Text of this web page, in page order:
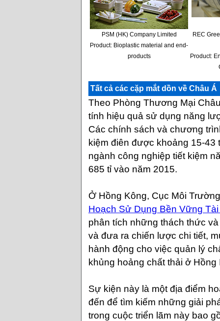
PSM (HK) Company Limited
Product: Bioplastic material and end-
products
REC
Product:
Tất cả các cặp mắt dồn về Châu Á
Theo Phòng Thương Mại
tính hiệu quả sử dụng năng
Các chính sách và chương
kiệm điên được khoảng 15-43
ngành công nghiệp tiết kiệm
685 tỉ vào năm 2015.
Ở Hồng Kông, Cục Môi
Hoạch Sử Dụng Bền Vững
phân tích những thách thức
và đưa ra chiến lược chi tiết,
hành động cho việc quản lý
khủng hoảng chất thải ở Hồng
Sự kiện này là một địa điểm
đến để tìm kiếm những giải
trong cuộc triển lãm này bao